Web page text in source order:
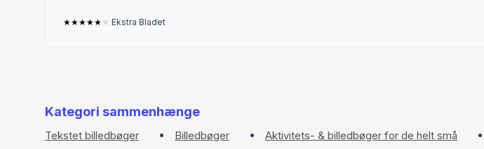
★★★★★ ★ Ekstra Bladet
Kategori sammenhænge
Tekstet billedbøger Billedbøger Aktivitets- & billedbøger for de helt små